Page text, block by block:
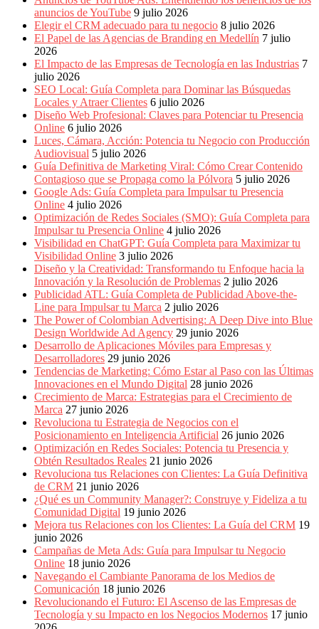
Periódicos
Producción
Gráfica
Colombia.
anuncios de YouTube 9 julio 2026
Elegir el CRM adecuado para tu negocio 8 julio 2026
El Papel de las Agencias de Branding en Medellín 7 julio
2026
El Impacto de las Empresas de Tecnología en las Industrias 7
julio 2026
SEO Local: Guía Completa para Dominar las Búsquedas
Locales y Atraer Clientes 6 julio 2026
Diseño Web Profesional: Claves para Potenciar tu Presencia
Online 6 julio 2026
Luces, Cámara, Acción: Potencia tu Negocio con Producción
Audiovisual 5 julio 2026
Guía Definitiva de Marketing Viral: Cómo Crear Contenido
Contagioso que se Propaga como la Pólvora 5 julio 2026
Google Ads: Guía Completa para Impulsar tu Presencia
Online 4 julio 2026
Optimización de Redes Sociales (SMO): Guía Completa para
Impulsar tu Presencia Online 4 julio 2026
Visibilidad en ChatGPT: Guía Completa para Maximizar tu
Visibilidad Online 3 julio 2026
Diseño y la Creatividad: Transformando tu Enfoque hacia la
Innovación y la Resolución de Problemas 2 julio 2026
Publicidad ATL: Guía Completa de Publicidad Above-the-
Line para Impulsar tu Marca 2 julio 2026
The Power of Colombian Advertising: A Deep Dive into Blue
Design Worldwide Ad Agency 29 junio 2026
Desarrollo de Aplicaciones Móviles para Empresas y
Desarrolladores 29 junio 2026
Tendencias de Marketing: Cómo Estar al Paso con las Últimas
Innovaciones en el Mundo Digital 28 junio 2026
Crecimiento de Marca: Estrategias para el Crecimiento de
Marca 27 junio 2026
Revoluciona tu Estrategia de Negocios con el
Posicionamiento en Inteligencia Artificial 26 junio 2026
Optimización en Redes Sociales: Potencia tu Presencia y
Obtén Resultados Reales 21 junio 2026
Revoluciona tus Relaciones con Clientes: La Guía Definitiva
de CRM 21 junio 2026
¿Qué es un Community Manager?: Construye y Fideliza a tu
Comunidad Digital 19 junio 2026
Mejora tus Relaciones con los Clientes: La Guía del CRM 19
junio 2026
Campañas de Meta Ads: Guía para Impulsar tu Negocio
Online 18 junio 2026
Navegando el Cambiante Panorama de los Medios de
Comunicación 18 junio 2026
Revolucionando el Futuro: El Ascenso de las Empresas de
Tecnología y su Impacto en los Negocios Modernos 17 junio